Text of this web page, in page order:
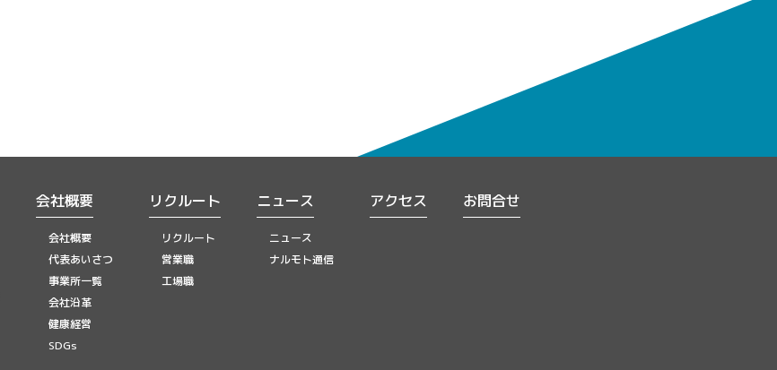
会社概要
会社概要
代表あいさつ
事業所一覧
会社沿革
健康経営
SDGs
リクルート
リクルート
営業職
工場職
ニュース
ニュース
ナルモト通信
アクセス お問合せ